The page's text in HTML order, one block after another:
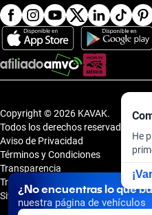
¿No encuentras lo que
nuestra página de vehículos
He
Copyright © 2026 KAVAK.
Todos los derechos reservados.
Aviso de Privacidad
Términos y Condiciones
Transparencia
Transparencia Financiera
Sitemap